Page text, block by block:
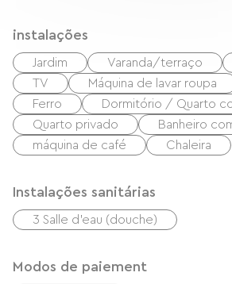
instalações
Jardim Varanda/terraço
TV
Máquina de lavar roupa
Ferro
Dormitório / Quarto
Quarto privado
Banheiro
máquina de café
Chaleira
Instalações sanitárias
3 Salle d'eau (douche)
Modos de paiement